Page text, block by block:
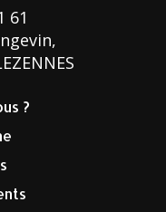
61
?